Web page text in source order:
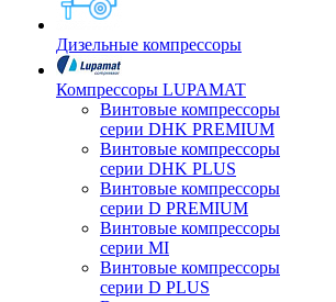
Дизельные компрессоры
Компрессоры LUPAMAT
Винтовые компрессоры
серии DHK PREMIUM
Винтовые компрессоры
серии DHK PLUS
Винтовые компрессоры
серии D PREMIUM
Винтовые компрессоры
серии MI
Винтовые компрессоры
серии D PLUS